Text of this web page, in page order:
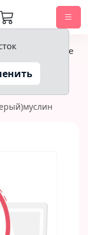
гигиена